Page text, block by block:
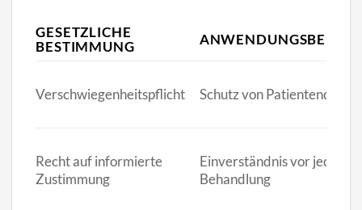
GESETZLICHE
BESTIMMUNG
Verschwiegenheitspflicht Schutz von Patientendaten
Recht auf informierte
Zustimmung
Einverständnis vor jeder
Behandlung